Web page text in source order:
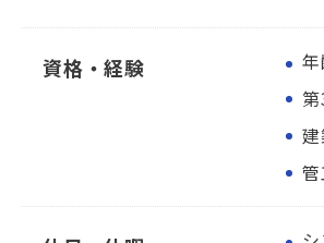
資格・経験